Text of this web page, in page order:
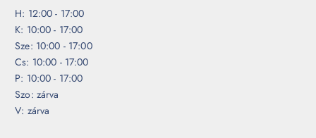
H: 12:00 - 17:00
K: 10:00 - 17:00
Sze: 10:00 - 17:00
Cs: 10:00 - 17:00
P: 10:00 - 17:00
Szo: zárva
V: zárva